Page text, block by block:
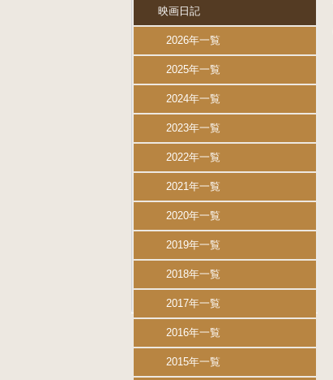
映画日記
2026年一覧
2025年一覧
2024年一覧
2023年一覧
2022年一覧
2021年一覧
2020年一覧
2019年一覧
2018年一覧
2017年一覧
2016年一覧
2015年一覧